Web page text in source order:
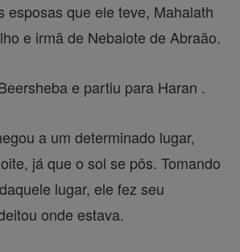
esposas que ele teve, Mahalath
e irmã de Nebaiote de Abraão.
e partiu para Haran .
a um determinado lugar,
já que o sol se pôs. Tomando
lugar, ele fez seu
onde estava.